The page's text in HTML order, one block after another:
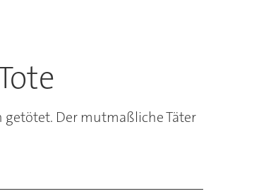
getötet. Der mutmaßliche Täter